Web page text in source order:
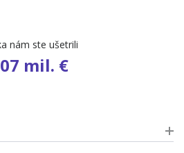
počet ponúk
9 654